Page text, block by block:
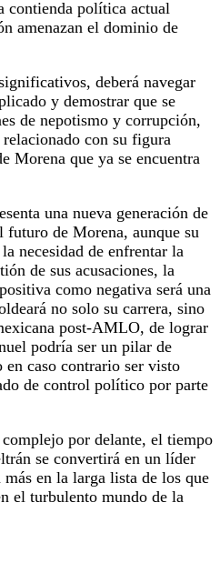
contienda política actual
amenazan el dominio de
deberá navegar
y demostrar que se
de nepotismo y corrupción,
con su figura
Morena que ya se encuentra
una nueva generación de
de Morena, aunque su
necesidad de enfrentar la
de sus acusaciones, la
como negativa será una
no solo su carrera, sino
post-AMLO, de lograr
podría ser un pilar de
caso contrario ser visto
de control político por parte
por delante, el tiempo
se convertirá en un líder
en la larga lista de los que
el turbulento mundo de la